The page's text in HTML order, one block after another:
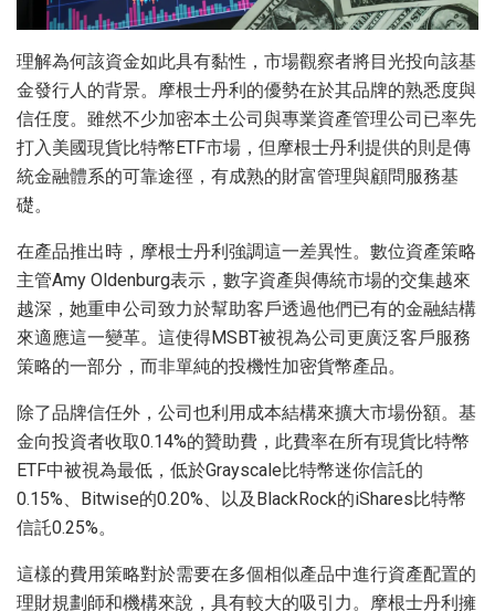
理解為何該資金如此具有黏性，市場觀察者將目光投向該基
金發行人的背景。摩根士丹利的優勢在於其品牌的熟悉度與
信任度。雖然不少加密本土公司與專業資產管理公司已率先
打入美國現貨比特幣ETF市場，但摩根士丹利提供的則是傳
統金融體系的可靠途徑，有成熟的財富管理與顧問服務基
礎。
在產品推出時，摩根士丹利強調這一差異性。數位資產策略
主管Amy Oldenburg表示，數字資產與傳統市場的交集越來
越深，她重申公司致力於幫助客戶透過他們已有的金融結構
來適應這一變革。這使得MSBT被視為公司更廣泛客戶服務
策略的一部分，而非單純的投機性加密貨幣產品。
除了品牌信任外，公司也利用成本結構來擴大市場份額。基
金向投資者收取0.14%的贊助費，此費率在所有現貨比特幣
ETF中被視為最低，低於Grayscale比特幣迷你信託的
0.15%、Bitwise的0.20%、以及BlackRock的iShares比特幣
信託0.25%。
這樣的費用策略對於需要在多個相似產品中進行資產配置的
理財規劃師和機構來說，具有較大的吸引力。摩根士丹利擁